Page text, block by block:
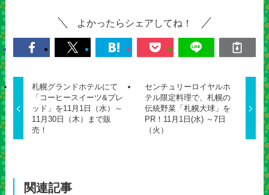
よかったらシェアしてね！
札幌グランドホテルにて
「コーヒースイーツ&ブレ
ッド」を11月1日（水）～
11月30日（木）まで販
売！
センチュリーロイヤルホ
テル限定料理で、札幌の
伝統野菜「札幌大球」を
PR！11月1日(水) ～7日
（火）
関連記事